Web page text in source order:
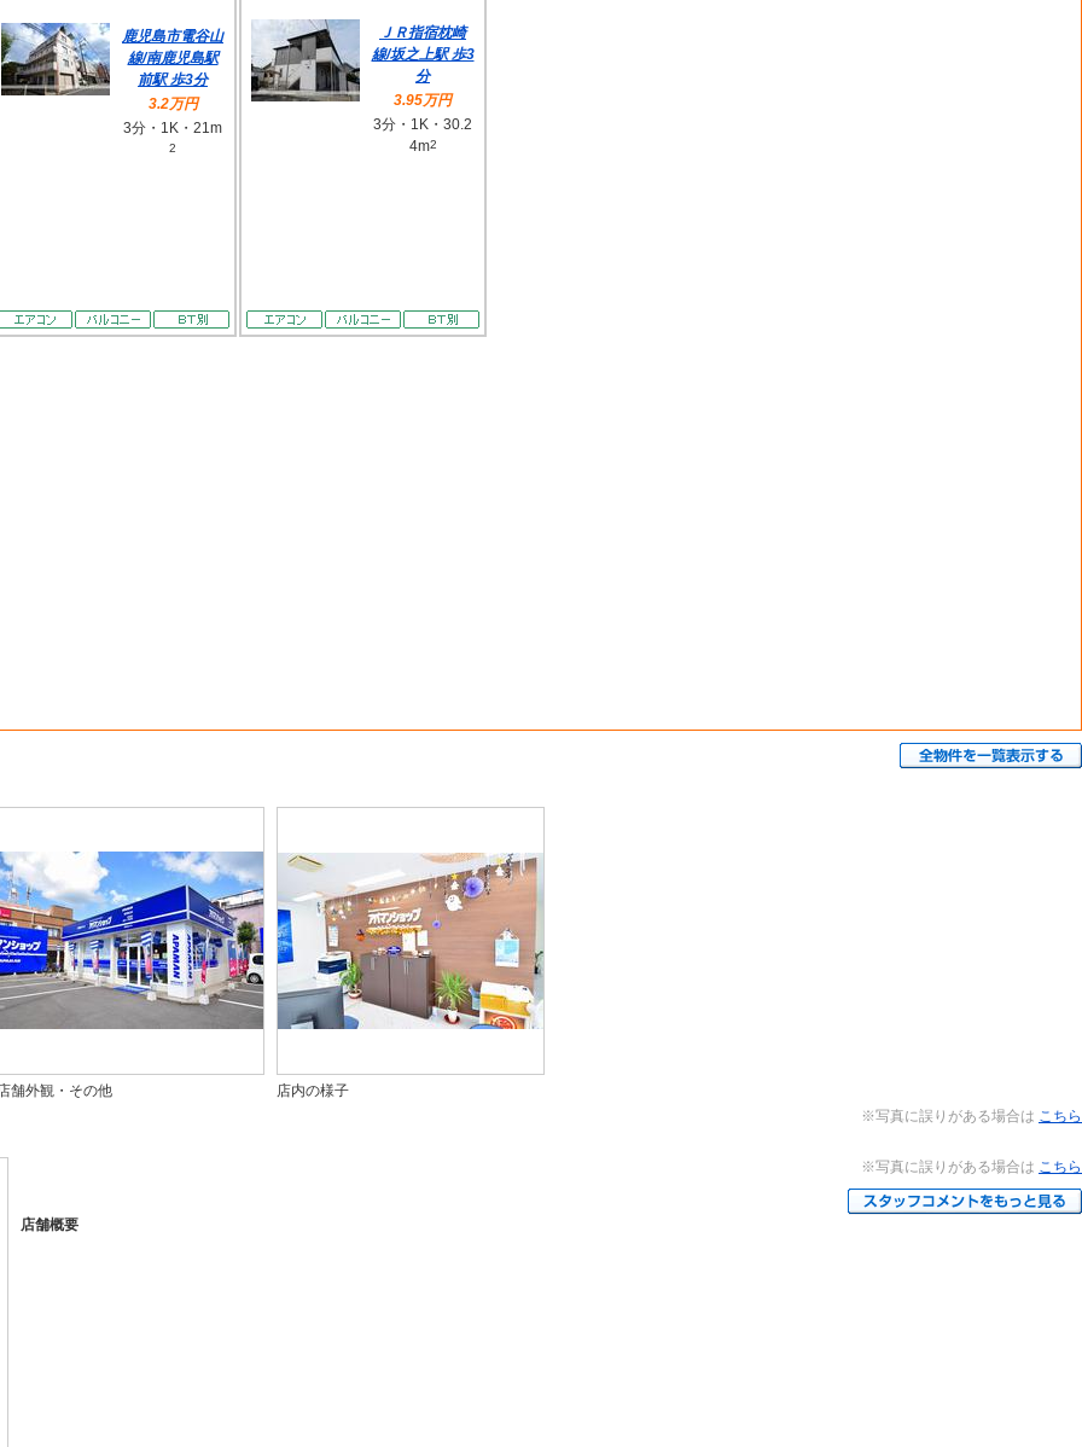
鹿児島市電谷山
線/南鹿児島駅
前駅 歩3分
3.2万円
3分・1K・21m
2
ＪＲ指宿枕崎
線/坂之上駅 歩3
分
3.95万円
3分・1K・30.2
4m2
舗外観・その他
店内の様子
※写真に誤りがある場合は こちら
※写真に誤りがある場合は こちら
店舗概要